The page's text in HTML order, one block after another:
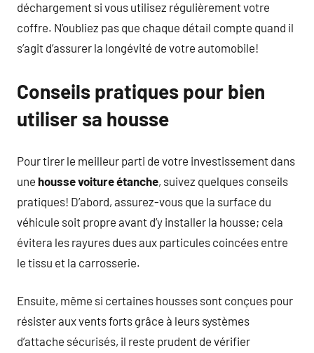
déchargement si vous utilisez régulièrement votre
coffre. N’oubliez pas que chaque détail compte quand il
s’agit d’assurer la longévité de votre automobile!
Conseils pratiques pour bien
utiliser sa housse
Pour tirer le meilleur parti de votre investissement dans
une housse voiture étanche, suivez quelques conseils
pratiques! D’abord, assurez-vous que la surface du
véhicule soit propre avant d’y installer la housse; cela
évitera les rayures dues aux particules coincées entre
le tissu et la carrosserie.
Ensuite, même si certaines housses sont conçues pour
résister aux vents forts grâce à leurs systèmes
d’attache sécurisés, il reste prudent de vérifier